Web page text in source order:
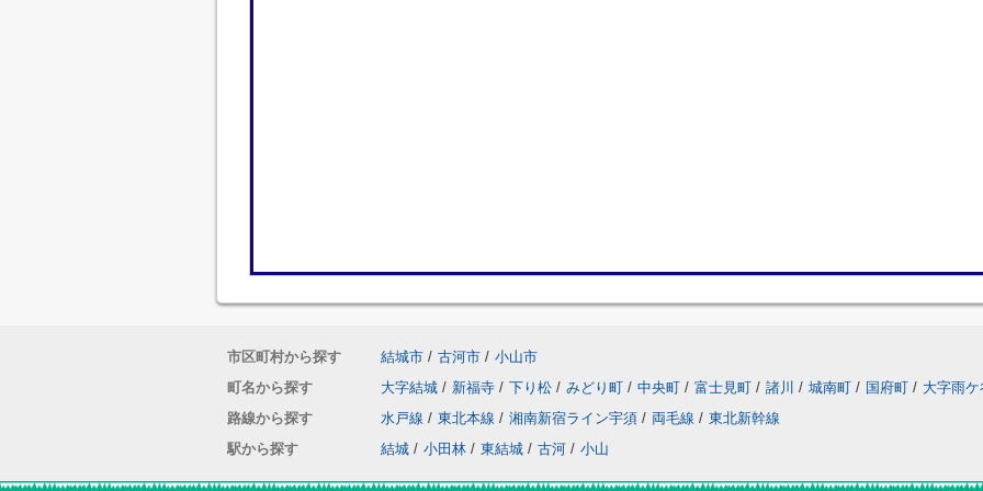
市区町村から探す 結城市 / 古河市 / 小山市
町名から探す
大字結城 / 新福寺 / 下り松 / みどり町 / 中央町 / 富士見町 / 諸川 / 城南町 / 国府町 / 大字雨
路線から探す
水戸線 / 東北本線 / 湘南新宿ライン宇須 / 両毛線 / 東北新幹線
駅から探す
結城 / 小田林 / 東結城 / 古河 / 小山